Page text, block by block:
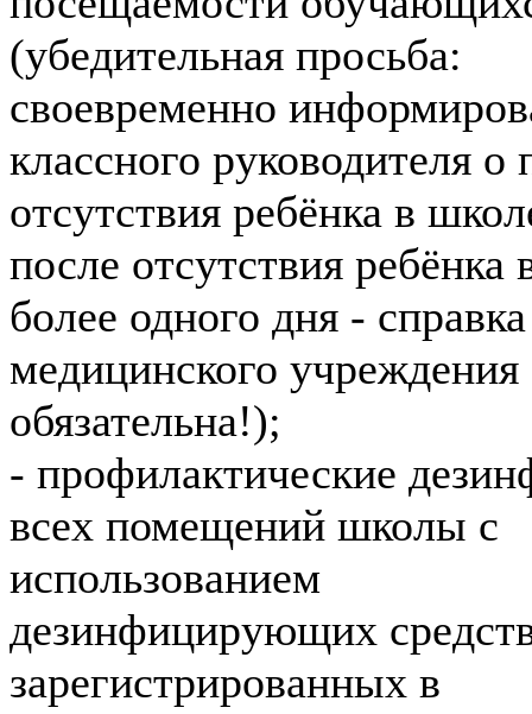
(убедительная просьба:
своевременно
классного руководителя о
отсутствия ребёнка в
после отсутствия ребёнка
более одного дня -
медицинского учреждения
обязательна!);
- профилактические
всех помещений школы с
использованием
дезинфицирующих
зарегистрированных в